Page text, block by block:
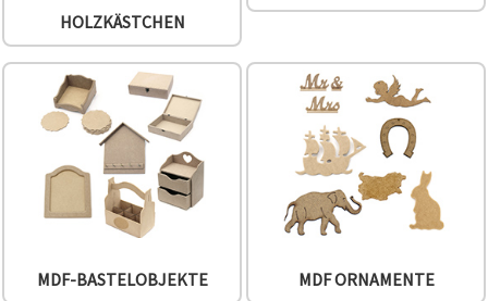
ändern
oder
widerrufen.
Impressum
Datenschutzerklärung
Cookie-
akzeptieren
Einstellungen
HOLZKÄSTCHEN
MDF-BASTELOBJEKTE MDF ORNAMENTE